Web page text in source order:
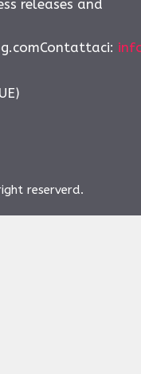
releases and
:
reserverd.